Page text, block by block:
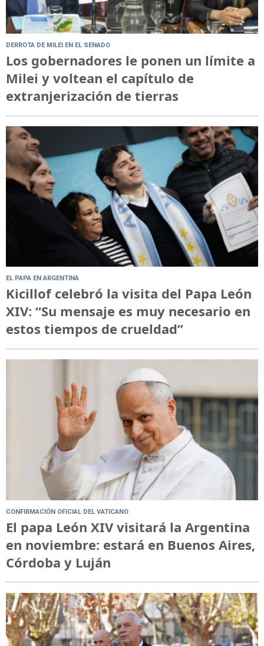
DERROTA DE MILEI EN EL SENADO
Los gobernadores le ponen un límite a
Milei y voltean el capítulo de
extranjerización de tierras
EL PAPA EN ARGENTINA
Kicillof celebró la visita del Papa León
XIV: “Su mensaje es muy necesario en
estos tiempos de crueldad”
CONFIRMACIÓN OFICIAL DEL VATICANO
El papa León XIV visitará la Argentina
en noviembre: estará en Buenos Aires,
Córdoba y Luján